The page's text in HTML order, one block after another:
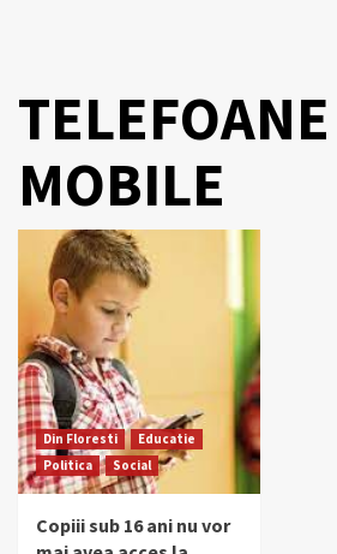
TELEFOANE
MOBILE
Din Floresti
Educatie
Politica
Social
Copiii sub 16 ani nu vor